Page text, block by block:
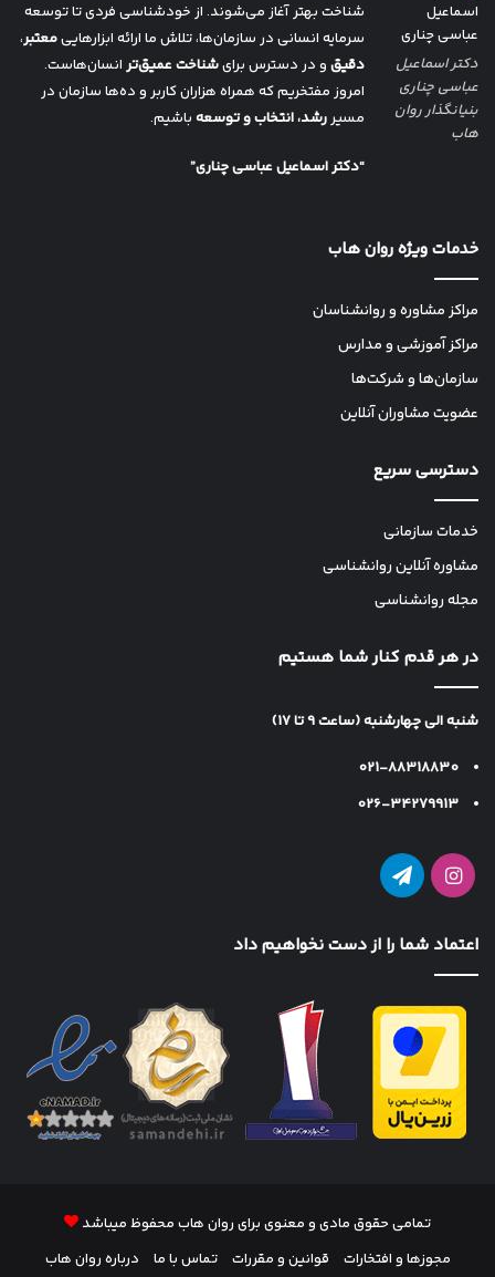
دکتر اسماعیل
عباسی چناری
بنیانگذار روان
هاب
شناخت بهتر آغاز می‌شوند. از خودشناسی فردی تا توسعه
سرمایه انسانی در سازمان‌ها، تلاش ما ارائه ابزارهاییمعتبر،
دقیقو در دسترس برایشناخت عمیق‌ترانسان‌هاست.
امروز مفتخریم که همراه هزاران کاربر و ده‌ها سازمان در
مسیررشد، انتخاب و توسعهباشیم.
“دکتر اسماعیل عباسی چناری”
خدمات ویژه روان هاب
مراکز مشاوره و روانشناسان
مراکز آموزشی و مدارس
سازمان‌ها و شرکت‌ها
عضویت مشاوران آنلاین
دسترسی سریع
خدمات سازمانی
مشاوره آنلاین روانشناسی
مجله روانشناسی
در هر قدم کنار شما هستیم
شنبه الی چهارشنبه (ساعت 9 تا 17)
021-88318830
026-34279913
اینستاگرامتلگرام
اعتماد شما را از دست نخواهیم داد
تمامی حقوق مادی و معنوی برای روان هاب محفوظ میباشد
مجوزها و افتخارات
قوانین و مقررات تماس با ما درباره روان هاب